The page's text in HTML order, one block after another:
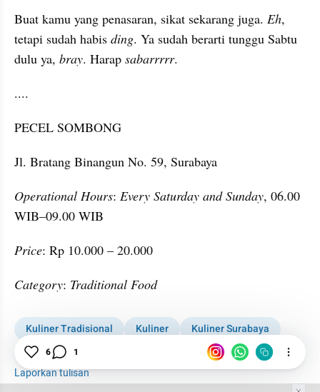
Buat kamu yang penasaran, sikat sekarang juga. Eh,
tetapi sudah habis ding. Ya sudah berarti tunggu Sabtu
dulu ya, bray. Harap sabarrrrr.
....
PECEL SOMBONG
Jl. Bratang Binangun No. 59, Surabaya
Operational Hours: Every Saturday and Sunday, 06.00
WIB–09.00 WIB
Price: Rp 10.000 – 20.000
Category: Traditional Food
Kuliner Tradisional Kuliner
Kuliner Surabaya
Kuliner kumparan
Laporkan tulisan
6 1